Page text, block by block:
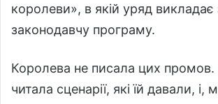
королеви», в якій уряд викладає
законодавчу програму.
Королева не писала цих промов.
читала сценарії, які їй давали, і,